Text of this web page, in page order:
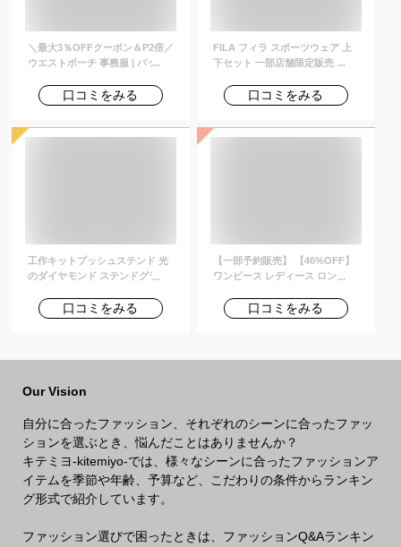
＼最大3％OFFクーポン＆P2倍／
ウエストポーチ 事務服 | バッグ
インフォメーション ガイド コン
シェルジュ ユニホーム 仕事着 接
口コミをみる
FILA フィラ スポーツウェア 上
下セット 一部店舗限定販売 オリ
ズ フィットネス水着 水着 3点セ
ット 10分丈 レギンス 大きいサ
ッション M L LL 3L 420919A 送
口コミをみる
工作キットプッシュステンド 光
のダイヤモンド ステンドグラス
口コミをみる
【一部予約販売】 【46%OFF】
ワンピース レディース ロング ス
セレモニー パーティ 冠婚葬祭 入
学式 卒業式 入園式 卒園式 喪服
口コミをみる
Our Vision
自分に合ったファッション、それぞれのシーンに合ったファッ
ションを選ぶとき、悩んだことはありませんか？
キテミヨ-kitemiyo-では、様々なシーンに合ったファッションア
イテムを季節や年齢、予算など、こだわりの条件からランキン
グ形式で紹介しています。
ファッション選びで困ったときは、ファッションQ&Aランキン